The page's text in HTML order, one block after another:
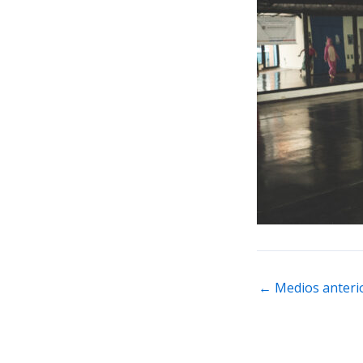
← Medios